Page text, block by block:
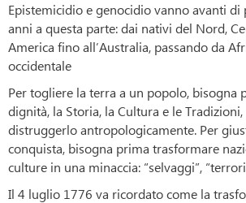
Epistemicidio e genocidio vanno avanti di
anni a questa parte: dai nativi del Nord,
America fino all’Australia, passando da
occidentale
Per togliere la terra a un popolo, bisogna
dignità, la Storia, la Cultura e le
distruggerlo antropologicamente. Per
conquista, bisogna prima trasformare
culture in una minaccia: “selvaggi”,
Il 4 luglio 1776 va ricordato come la